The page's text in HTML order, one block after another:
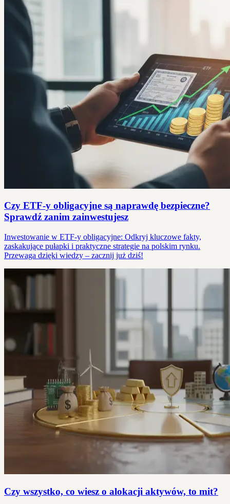
Czy ETF-y obligacyjne są naprawdę bezpieczne?
Sprawdź zanim zainwestujesz
Inwestowanie w ETF-y obligacyjne: Odkryj kluczowe fakty,
zaskakujące pułapki i praktyczne strategie na polskim rynku.
Przewaga dzięki wiedzy – zacznij już dziś!
Czy wszystko, co wiesz o alokacji aktywów, to mit?